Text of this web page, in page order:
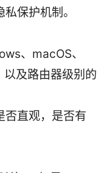
保护机制。
、macOS、
及路由器级别的
否直观，是否有